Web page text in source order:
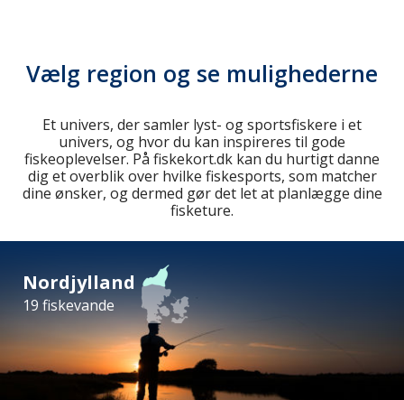
Vælg region og se mulighederne
Et univers, der samler lyst- og sportsfiskere i et
univers, og hvor du kan inspireres til gode
fiskeoplevelser. På fiskekort.dk kan du hurtigt danne
dig et overblik over hvilke fiskesports, som matcher
dine ønsker, og dermed gør det let at planlægge dine
fisketure.
Nordjylland
19 fiskevande